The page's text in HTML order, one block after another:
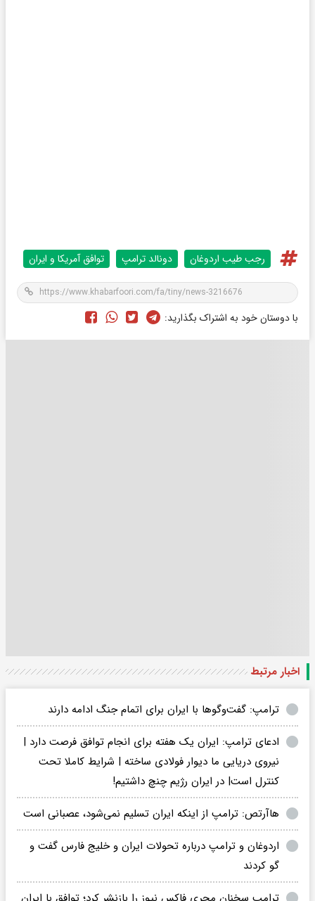
رجب طیب اردوغان دونالد ترامپ توافق آمریکا و ایران
با دوستان خود به اشتراک بگذارید:
اخبار مرتبط
ترامپ: گفت‌وگوها با ایران برای اتمام جنگ ادامه دارند
ادعای ترامپ: ایران یک هفته برای انجام توافق فرصت دارد |
نیروی دریایی ما دیوار فولادی ساخته | شرایط کاملا تحت
کنترل است| در ایران رژیم چنچ داشتیم!
هاآرتص: ترامپ از اینکه ایران تسلیم‌ نمی‌شود، عصبانی است
اردوغان و ترامپ درباره تحولات ایران و خلیج فارس گفت و
گو کردند